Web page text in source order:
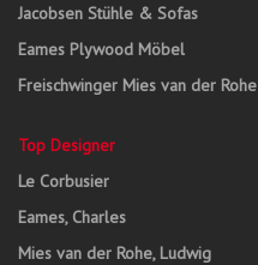
Jacobsen Stühle & Sofas
Eames Plywood Möbel
Freischwinger Mies van der Rohe
Top Designer
Le Corbusier
Eames, Charles
Mies van der Rohe, Ludwig